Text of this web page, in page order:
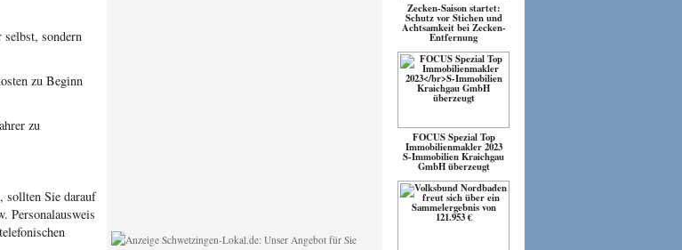
sondern
zu Beginn
zu
sollten Sie darauf
Personalausweis
Zecken-Saison startet:
Schutz vor Stichen und
Achtsamkeit bei Zecken-
Entfernung
FOCUS Spezial Top
Immobilienmakler 2023
S-Immobilien Kraichgau
GmbH überzeugt